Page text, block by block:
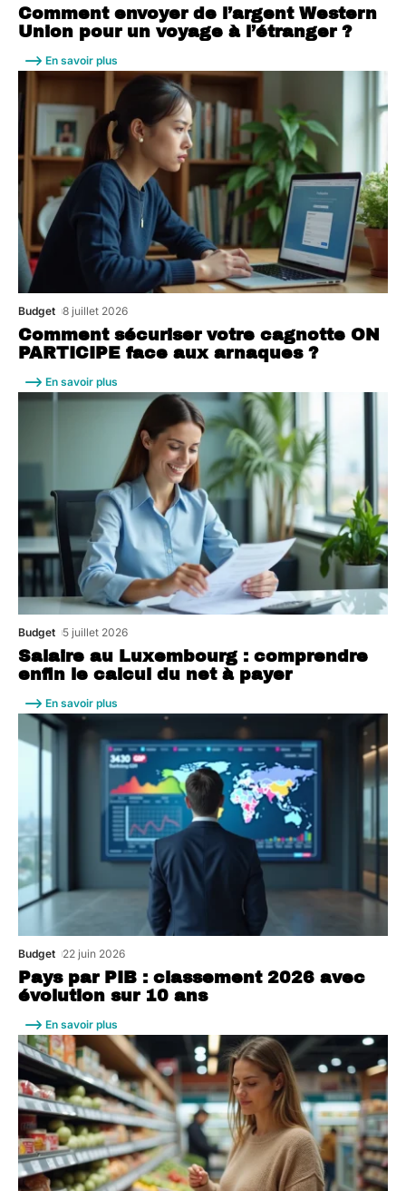
Comment envoyer de l’argent Western
Union pour un voyage à l’étranger ?
En savoir plus
Comment sécuriser votre cagnotte ON
PARTICIPE face aux arnaques ?
Budget 8 juillet 2026
En savoir plus
Salaire au Luxembourg : comprendre
enfin le calcul du net à payer
Budget 5 juillet 2026
En savoir plus
Pays par PIB : classement 2026 avec
évolution sur 10 ans
Budget 22 juin 2026
En savoir plus